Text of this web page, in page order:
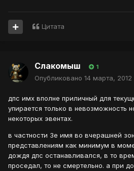
Цитата
Слакомыш 1
Опубликовано 14 марта, 2012
дпс имх вполне приличный для
упирается только в невозможность
некоторых эвентах.
в частности 3е имя во вчерашней
представлениям как минимум в
дождя дпс останавливался, в то
проседал, то не смертельно. а при